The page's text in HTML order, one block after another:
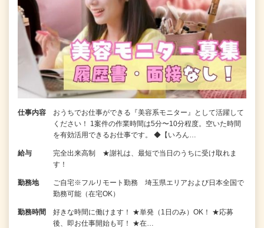
仕事内容
おうちでお仕事ができる『美容系モニター』として活躍して
ください！ 1案件の作業時間は5分〜10分程度。空いた時間
を有効活用できるお仕事です。 ◆【いろん…
給与
完全出来高制 ★謝礼は、最短で当日のうちに受け取れま
す！
勤務地
ご自宅※フルリモート勤務 埼玉県エリアおよび日本全国で
勤務可能（在宅OK）
勤務時間
好きな時間に働けます！ ★単発（1日のみ）OK！ ★応募
後、即お仕事開始も可！ ★在…